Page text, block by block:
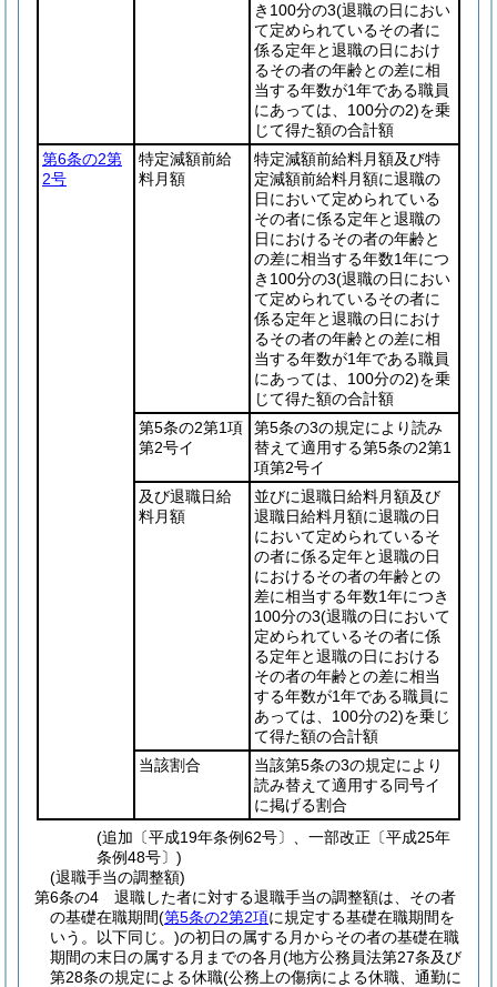
き100分の3(退職の日におい
て定められているその者に
係る定年と退職の日におけ
るその者の年齢との差に相
当する年数が1年である職員
にあっては、100分の2)を乗
じて得た額の合計額
第6条の2第
2号
特定減額前給
料月額
特定減額前給料月額及び特
定減額前給料月額に退職の
日において定められている
その者に係る定年と退職の
日におけるその者の年齢と
の差に相当する年数1年につ
き100分の3(退職の日におい
て定められているその者に
係る定年と退職の日におけ
るその者の年齢との差に相
当する年数が1年である職員
にあっては、100分の2)を乗
じて得た額の合計額
第5条の2第1項
第2号イ
第5条の3の規定により読み
替えて適用する第5条の2第1
項第2号イ
及び退職日給
料月額
並びに退職日給料月額及び
退職日給料月額に退職の日
において定められているそ
の者に係る定年と退職の日
におけるその者の年齢との
差に相当する年数1年につき
100分の3(退職の日において
定められているその者に係
る定年と退職の日における
その者の年齢との差に相当
する年数が1年である職員に
あっては、100分の2)を乗じ
て得た額の合計額
当該割合
当該第5条の3の規定により
読み替えて適用する同号イ
に掲げる割合
(追加〔平成19年条例62号〕、一部改正〔平成25年
条例48号〕)
(退職手当の調整額)
第6条の4
退職した者に対する退職手当の調整額は、その者
の基礎在職期間(第5条の2第2項に規定する基礎在職期間を
いう。以下同じ。)の初日の属する月からその者の基礎在職
期間の末日の属する月までの各月(地方公務員法第27条及び
第28条の規定による休職(公務上の傷病による休職、通勤に